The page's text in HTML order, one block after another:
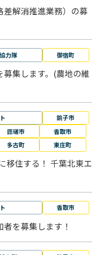
解消推進業務）の募
力隊 御宿町
集します。(農地の維
銚子市
匝瑳市
香取市
多古町 東庄町
移住する！ 千葉北東エ
香取市
者を募集します！